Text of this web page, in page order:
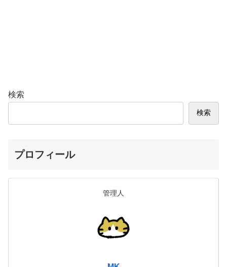
検索
検索
プロフィール
管理人